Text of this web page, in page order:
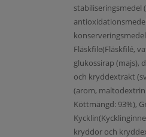
stabiliseringsmedel
antioxidationsmedel
Fläskfile(Fläskfilé,
glukossirap (majs),
och kryddextrakt
(arom,
Köttmängd: 93%),
kryddor och